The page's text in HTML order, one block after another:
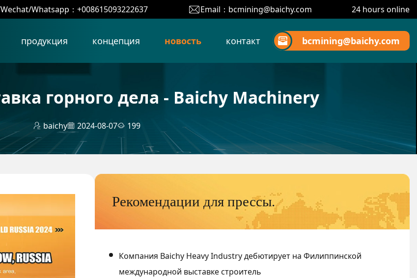
Whatsapp：+008615093222637 Email： bcmining@baichy.com 24 hours online
продукция концепция новость контакт bcmining@baichy.com
горного дела - Baichy Machinery
baichy 2024-08-07 199
Рекомендации для прессы.
Компания Baichy Heavy Industry дебютирует на Филиппинской
международной выставке строитель